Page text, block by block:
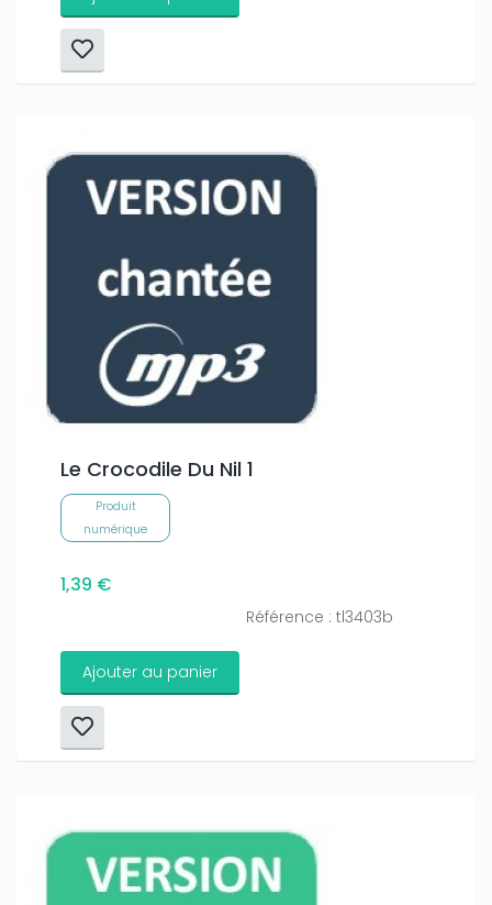
Le Crocodile Du Nil 1
Produit
numérique
1,39 €
Référence : tl3403b
Ajouter au panier